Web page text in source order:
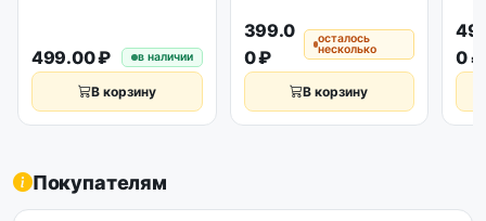
499.00 ₽ в наличии
В корзину
399.0
0 ₽
осталось
несколько
В корзину
0 ₽
Покупателям